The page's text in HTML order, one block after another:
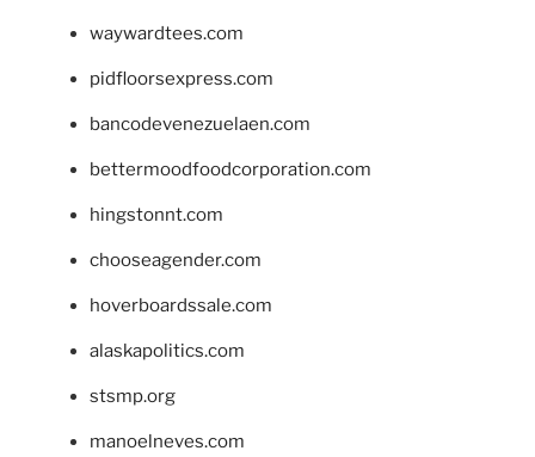
waywardtees.com
pidfloorsexpress.com
bancodevenezuelaen.com
bettermoodfoodcorporation.com
hingstonnt.com
chooseagender.com
hoverboardssale.com
alaskapolitics.com
stsmp.org
manoelneves.com